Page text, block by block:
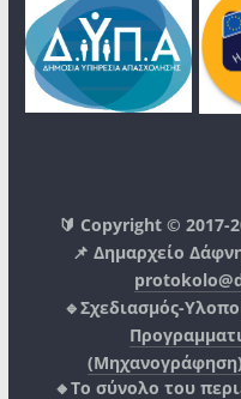
🔰 Copyright © 2017-
📌 Δημαρχείο
🔹Σχεδιασμός-
(Μηχανογράφηση)
🔸Το σύνολο του